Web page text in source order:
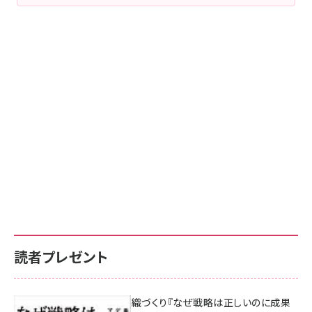
読者プレゼント
成果を生む組織づくり『なぜ戦略は正しいのに成果